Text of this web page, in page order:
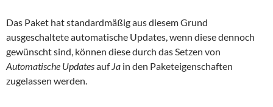
Das Paket hat standardmäßig aus diesem Grund
ausgeschaltete automatische Updates, wenn diese dennoch
gewünscht sind, können diese durch das Setzen von
Automatische UpdatesaufJa in den Paketeigenschaften
zugelassen werden.